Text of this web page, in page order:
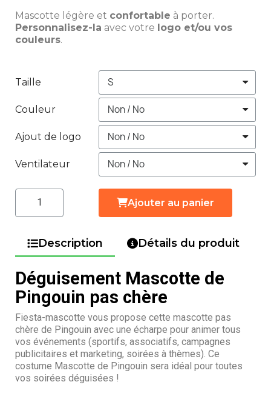
Mascotte légère et confortable à porter.
Personnalisez-la avec votre logo et/ou vos
couleurs.
Taille
Couleur
Ajout de logo
Ventilateur
Ajouter au panier
Description Détails du produit
Déguisement Mascotte de
Pingouin pas chère
Fiesta-mascotte vous propose cette mascotte pas
chère de Pingouin avec une écharpe pour animer tous
vos événements (sportifs, associatifs, campagnes
publicitaires et marketing, soirées à thèmes). Ce
costume Mascotte de Pingouin sera idéal pour toutes
vos soirées déguisées !